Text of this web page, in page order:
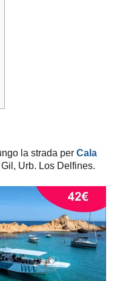
la strada per Cala
Urb. Los Delfines.